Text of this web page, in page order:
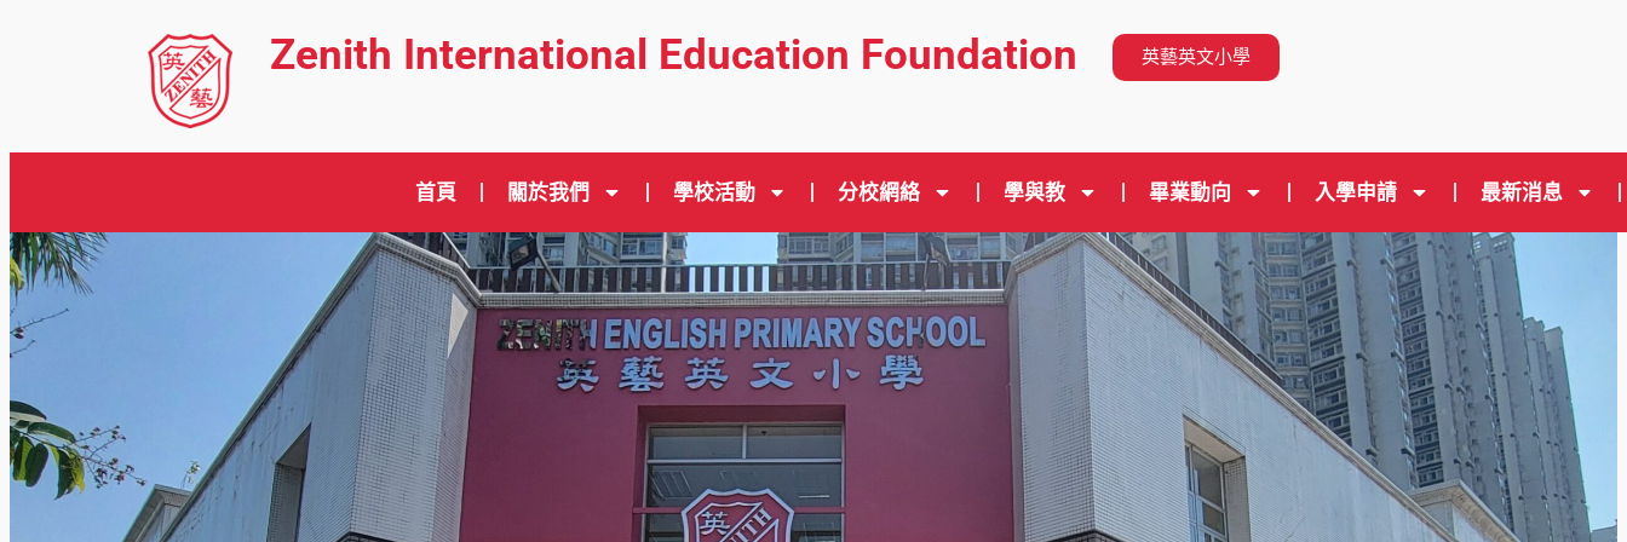
Zenith International Education Foundation 英藝英文小學
首頁 關於我們 學校活動 分校網絡 學與教 畢業動向 入學申請 最新消息